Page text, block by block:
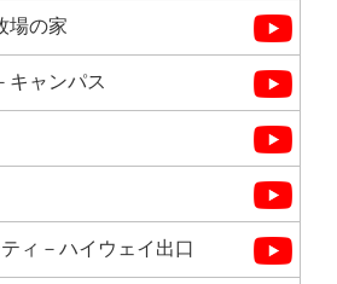
場の家
キャンパス
ィ－ハイウェイ出口